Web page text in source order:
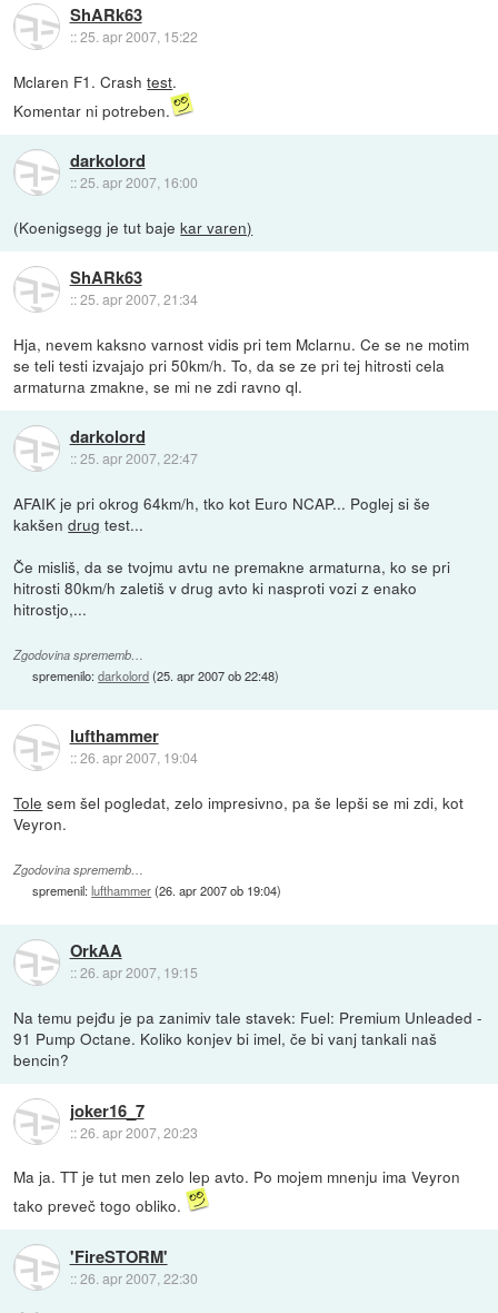
ShARk63
::25. apr 2007, 15:22
Mclaren F1. Crashtest.
Komentar ni potreben.
darkolord
::25. apr 2007, 16:00
(Koenigsegg je tut bajekar varen)
ShARk63
::25. apr 2007, 21:34
Hja, nevem kaksno varnost vidis pri tem Mclarnu. Ce se ne motim
se teli testi izvajajo pri 50km/h. To, da se ze pri tej hitrosti cela
armaturna zmakne, se mi ne zdi ravno ql.
darkolord
::25. apr 2007, 22:47
AFAIK je pri okrog 64km/h, tko kot Euro NCAP... Poglej si še
kakšendrug test...
Če misliš, da se tvojmu avtu ne premakne armaturna, ko se pri
hitrosti 80km/h zaletiš v drug avto ki nasproti vozi z enako
hitrostjo,...
Zgodovina sprememb…
spremenilo:darkolord(25. apr 2007 ob 22:48)
lufthammer
::26. apr 2007, 19:04
Tole sem šel pogledat, zelo impresivno, pa še lepši se mi zdi, kot
Veyron.
Zgodovina sprememb…
spremenil:lufthammer(26. apr 2007 ob 19:04)
OrkAA
::26. apr 2007, 19:15
Na temu pejđu je pa zanimiv tale stavek: Fuel: Premium Unleaded -
91 Pump Octane. Koliko konjev bi imel, če bi vanj tankali naš
bencin?
joker16_7
::26. apr 2007, 20:23
Ma ja. TT je tut men zelo lep avto. Po mojem mnenju ima Veyron
tako preveč togo obliko.
'FireSTORM'
::26. apr 2007, 22:30